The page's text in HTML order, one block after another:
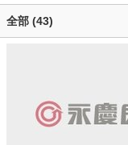
台北市-士林區
新北市-蘆洲區
無電梯公寓
透天別墅
有無障礙空間
全部 (43)